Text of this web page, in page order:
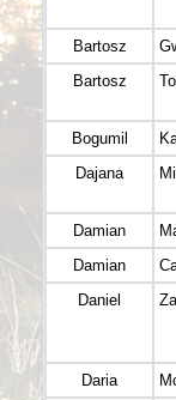
Bartosz
Bartosz
Bogumil
Dajana
Damian
Damian
Daniel
Daria